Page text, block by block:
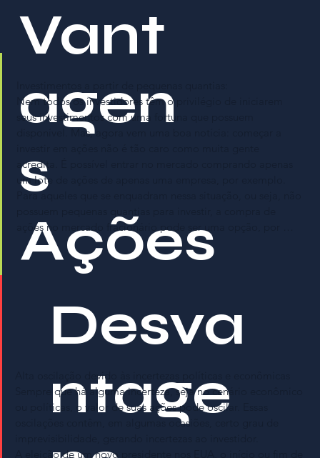
Vant
agen
s
Ações
Nem todos os investidores têm o privilégio de iniciarem
seus investimentos com uma fortuna que possuem
disponível. Mas, agora vem uma boa notícia: começar a
acredita. É possível entrar no mercado comprando apenas
um lote de ações de apenas uma empresa, por exemplo.
Para aqueles que se enquadram nessa situação, ou seja, não
ações no mercado fracionário pode ser uma opção, por
exemplo. No mercado tradicional de ações, o padrão mais
comum de compra é um lote de 100 ações. Porém, no
mercado fracionário é possível se comprar lotes menores,
principal.
No entanto, tanto para os grandes quanto para os
pequenos investidores, é preciso ter um plano de
desempenho.
Trabalhe em casa:
Desva
ntage
Alta oscilação devido às incertezas políticas e econômicas
Sempre que há alguma incerteza, seja no cenário econômico
ou políticas, o valor de suas ações pode oscilar. Essas
oscilações contêm, em algumas ocasiões, certo grau de
A eleição de um novo presidente nos EUA, o início ou fim de